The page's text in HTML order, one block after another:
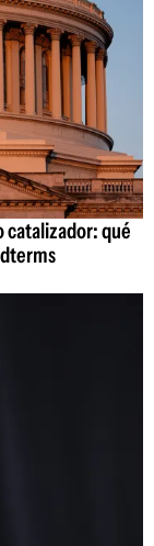
catalizador: qué